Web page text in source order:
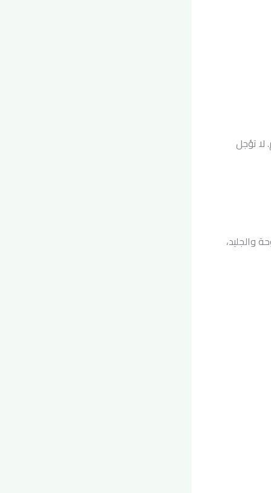
لا تؤجل
المروحة والجليد،